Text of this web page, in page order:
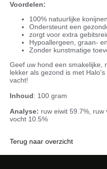
Voordelen:
100% natuurlijke
Ondersteunt een
zorgt voor extra
Hypoallergeen, graan-
Zonder kunstmatige
Geef uw hond een smakelijke,
lekker als gezond is met
vacht!
Inhoud: 100 gram
Analyse: ruw eiwit 59.7%, ruw
vocht 10.5%
Terug naar overzicht